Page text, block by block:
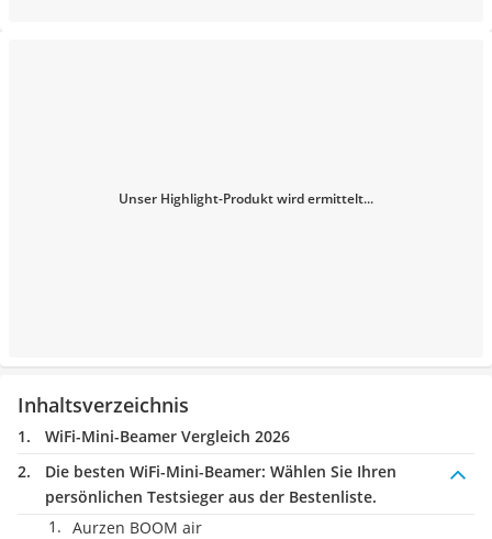
Unser Highlight-Produkt wird ermittelt...
Inhaltsverzeichnis
WiFi-Mini-Beamer Vergleich 2026
Die besten WiFi-Mini-Beamer: Wählen Sie Ihren
persönlichen Testsieger aus der Bestenliste.
Aurzen BOOM air